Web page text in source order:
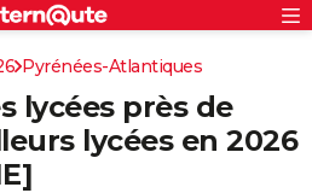
Rechercher
S'inscrire
Pyrénées-Atlantiques
lycées près de
lycées en 2026